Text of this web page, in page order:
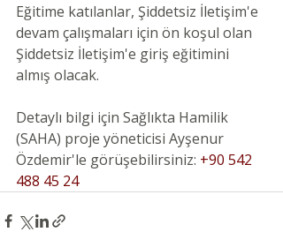
Eğitime katılanlar, Şiddetsiz İletişim'e
devam çalışmaları için ön koşul olan
Şiddetsiz İletişim'e giriş eğitimini
almış olacak.
Detaylı bilgi için Sağlıkta Hamilik
(SAHA) proje yöneticisi Ayşenur
Özdemir'le görüşebilirsiniz: +90 542
488 45 24